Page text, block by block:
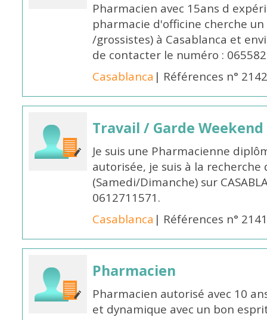
Pharmacien avec 15ans d
pharmacie d'officine cherche
/grossistes) à Casablanca et
de contacter le numéro :
Casablanca | Références n°
Travail / Garde Weekend
Je suis une Pharmacienne
autorisée, je suis à la
(Samedi/Dimanche) sur
0612711571.
Casablanca | Références n°
Pharmacien
Pharmacien autorisé avec 10
et dynamique avec un bon